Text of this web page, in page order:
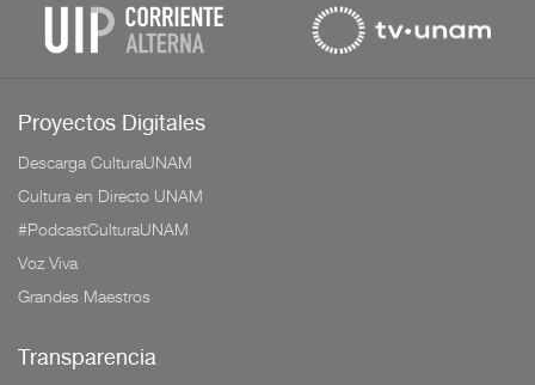
Proyectos Digitales
Descarga CulturaUNAM
Cultura en Directo UNAM
#PodcastCulturaUNAM
Voz Viva
Grandes Maestros
Transparencia